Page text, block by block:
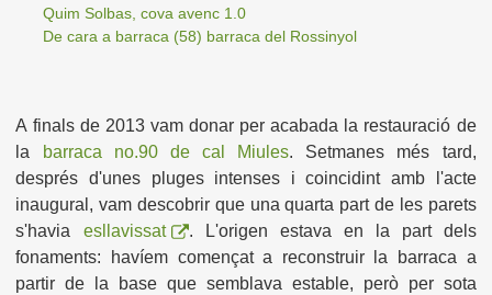
Quim Solbas, cova avenc 1.0
De cara a barraca (58) barraca del Rossinyol
A finals de 2013 vam donar per acabada la restauració de
la
barraca no.90 de cal Miules. Setmanes més tard,
després d'unes pluges intenses i coincidint amb l'acte
inaugural, vam descobrir que una quarta part de les parets
s'havia esllavissat
. L'origen estava en la part dels
fonaments: havíem començat a reconstruir la barraca a
partir de la base que semblava estable, però per sota